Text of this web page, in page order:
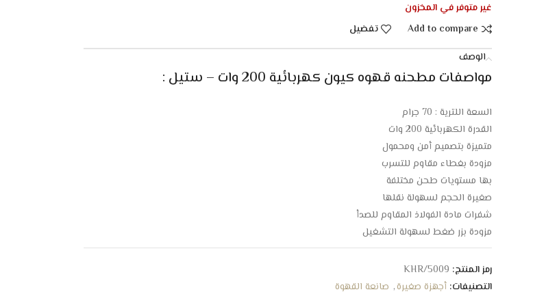
غير متوفر في المخزون
Add to compare
تفضيل
الوصف
مواصفات مطحنه قهوه كيون كهربائية 200 وات – ستيل :
السعة اللترية : 70 جرام
القدرة الكهربائية 200 وات
متميزة بتصميم أمن ومحمول
مزودة بغطاء مقاوم للتسرب
بها مستويات طحن مختلفة
صغيرة الحجم لسهولة نقلها
شفرات مادة الفولاذ المقاوم للصدأ
مزودة بزر ضغط لسهولة التشغيل
تتميز بسهولة التنظيف
قابلة للنقل (حتى 12 كوب قهوة)
مزودة بجهاز مدمج للحماية من الحرارة الزائدة
رمز المنتج: KHR/5009
التصنيفات: أجهزة صغيرة, صانعة القهوة